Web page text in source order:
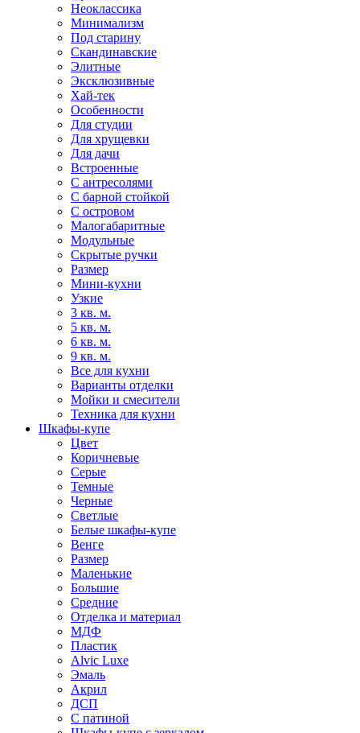
Неоклассика
Минимализм
Под старину
Скандинавские
Элитные
Эксклюзивные
Хай-тек
Особенности
Для студии
Для хрущевки
Для дачи
Встроенные
С антресолями
С барной стойкой
С островом
Малогабаритные
Модульные
Скрытые ручки
Размер
Мини-кухни
Узкие
3 кв. м.
5 кв. м.
6 кв. м.
9 кв. м.
Все для кухни
Варианты отделки
Мойки и смесители
Техника для кухни
Шкафы-купе
Цвет
Коричневые
Серые
Темные
Черные
Светлые
Белые шкафы-купе
Венге
Размер
Маленькие
Большие
Средние
Отделка и материал
МДФ
Пластик
Alvic Luxe
Эмаль
Акрил
ДСП
С патиной